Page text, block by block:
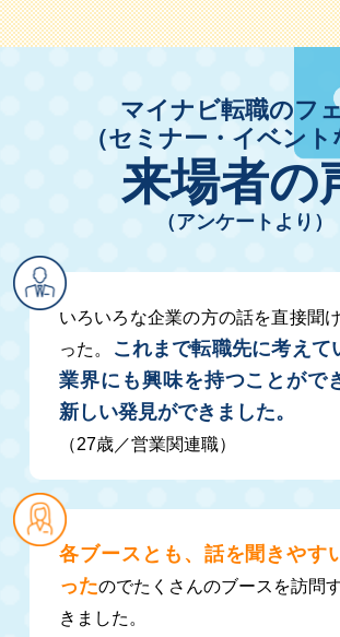
マイナビ転職のフ
（セミナー・イベント
来場者の
（アンケートより）
いろいろな企業の方の話を直接聞
った。
これまで転職先に考えて
業界にも興味を持つことがで
新しい発見ができました。
（27歳／営業関連職）
各ブースとも、話を聞きやす
ったのでたくさんのブースを訪問
きました。